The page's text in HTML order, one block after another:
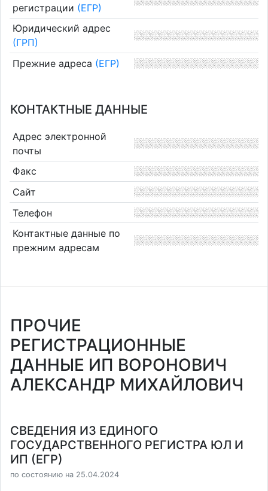
регистрации (ЕГР)
Юридический адрес
(ГРП)
Прежние адреса (ЕГР)
КОНТАКТНЫЕ ДАННЫЕ
Адрес электронной
почты
Факс
Сайт
Телефон
Контактные данные по
прежним адресам
ПРОЧИЕ
РЕГИСТРАЦИОННЫЕ
ДАННЫЕ ИП ВОРОНОВИЧ
АЛЕКСАНДР МИХАЙЛОВИЧ
СВЕДЕНИЯ ИЗ ЕДИНОГО
ГОСУДАРСТВЕННОГО РЕГИСТРА ЮЛ И
ИП (ЕГР)
по состоянию на 25.04.2024